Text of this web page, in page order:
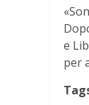
e
per